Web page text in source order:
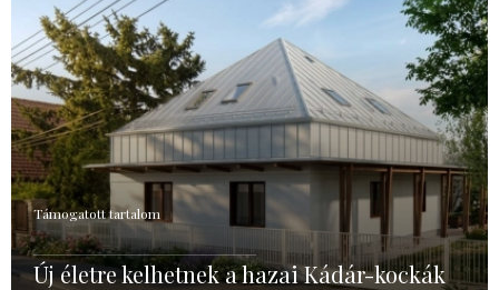
Támogatott tartalom
Új életre kelhetnek a hazai Kádár-kockák